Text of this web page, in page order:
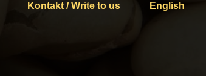
Kontakt / Write to us English